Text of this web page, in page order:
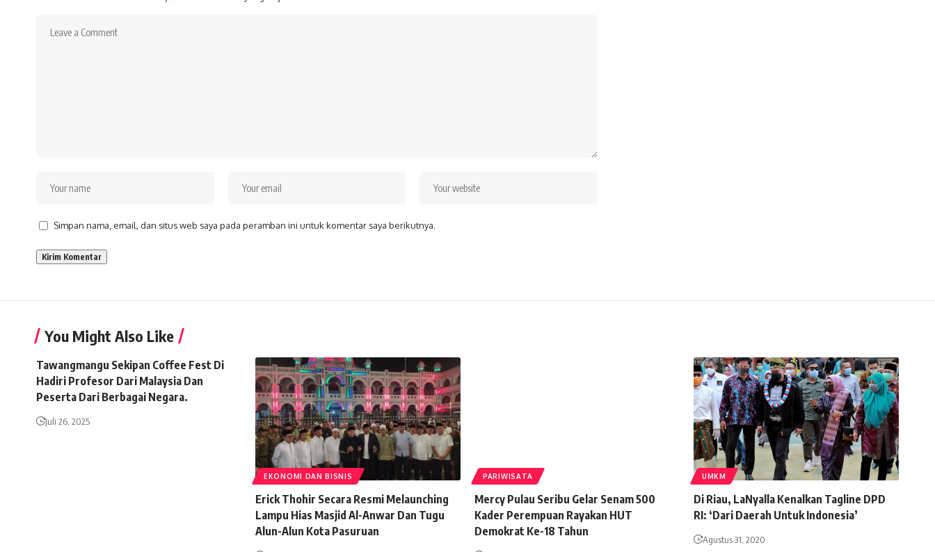
Simpan nama, email, dan situs web saya pada peramban ini untuk komentar saya berikutnya.
You Might Also Like
Tawangmangu Sekipan Coffee Fest Di
Hadiri Profesor Dari Malaysia Dan
Peserta Dari Berbagai Negara.
Juli 26, 2025
EKONOMI DAN BISNIS
Erick Thohir Secara Resmi Melaunching
Lampu Hias Masjid Al-Anwar Dan Tugu
Alun-Alun Kota Pasuruan
PARIWISATA
Mercy Pulau Seribu Gelar Senam 500
Kader Perempuan Rayakan HUT
Demokrat Ke-18 Tahun
UMKM
Di Riau, LaNyalla Kenalkan Tagline DPD
RI: ‘Dari Daerah Untuk Indonesia’
Agustus 31, 2020